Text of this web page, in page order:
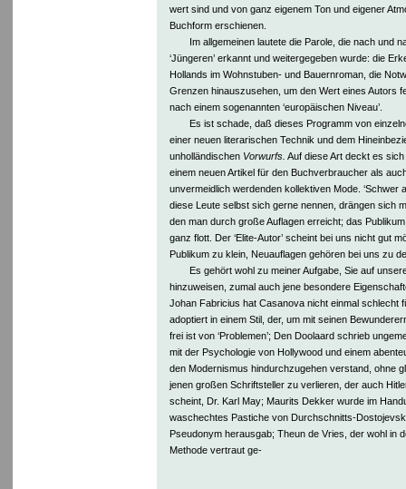
wert sind und von ganz eigenem Ton und eigener
Buchform erschienen.
Im allgemeinen lautete die Parole, die nach und
‘Jüngeren’ erkannt und weitergegeben wurde: die
Hollands im Wohnstuben- und Bauernroman, die
Grenzen hinauszusehen, um den Wert eines Autors
nach einem sogenannten ‘europäischen Niveau’.
Es ist schade, daß dieses Programm von
einer neuen literarischen Technik und dem
unholländischen Vorwurfs. Auf diese Art deckt es
einem neuen Artikel für den Buchverbraucher als
unvermeidlich werdenden kollektiven Mode. ‘Schwer
diese Leute selbst sich gerne nennen, drängen sich
den man durch große Auflagen erreicht; das
ganz flott. Der ‘Elite-Autor’ scheint bei uns nicht gut
Publikum zu klein, Neuauflagen gehören bei uns zu
Es gehört wohl zu meiner Aufgabe, Sie auf
hinzuweisen, zumal auch jene besondere
Johan Fabricius hat Casanova nicht einmal schlecht
adoptiert in einem Stil, der, um mit seinen
frei ist von ‘Problemen’; Den Doolaard schrieb
mit der Psychologie von Hollywood und einem
den Modernismus hindurchzugehen verstand, ohne
jenen großen Schriftsteller zu verlieren, der auch
scheint, Dr. Karl May; Maurits Dekker wurde im
waschechtes Pastiche von Durchschnitts-
Pseudonym herausgab; Theun de Vries, der wohl in
Methode vertraut ge-